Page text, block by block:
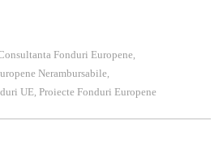
Fonduri Europene,
Nerambursabile,
UE, Proiecte Fonduri Europene